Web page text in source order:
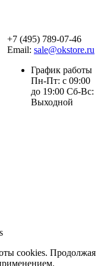
+7 (495) 789-07-46
Email: sale@okstore.ru
График работы
Пн-Пт: с 09:00
до 19:00 Сб-Вс:
Выходной
cookies. Продолжая